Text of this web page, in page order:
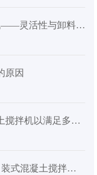
AIMIX 3.5立方米自装式混凝土搅拌机——灵活性与卸料效率的完美平衡
原因
实用指南：如何选择高效灵活的混凝土搅拌机以满足多场地施工需求
配备270度旋转滚筒的AIMIX AS-4.0自装式混凝土搅拌车提升卸料效率的实用指南